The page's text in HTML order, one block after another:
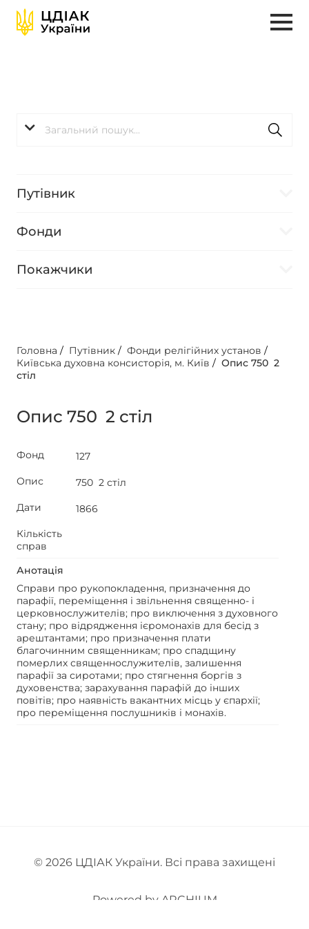
Путівник
Фонди
Покажчики
Головна / Путівник / Фонди релігійних установ /
Київська духовна консисторія, м. Київ / Опис 750 2
стіл
Опис 750 2 стіл
Фонд
127
Опис
750 2 стіл
Дати
1866
Кількість
справ
Анотація
Справи про рукопокладення, призначення до
парафії, переміщення і звільнення священно- і
церковнослужителів; про виключення з духовного
стану; про відрядження ієромонахів для бесід з
арештантами; про призначення плати
благочинним священникам; про спадщину
померлих священнослужителів, залишення
парафії за сиротами; про стягнення боргів з
духовенства; зарахування парафій до інших
повітів; про наявність вакантних місць у єпархії;
про переміщення послушників і монахів.
© 2026 ЦДІАК України. Всі права захищені
Powered by ARCHIUM